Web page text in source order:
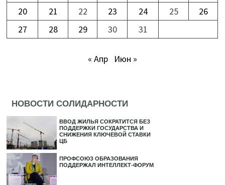
20
21 22 23 24 25
26
27
28 29 30 31
« Апр Июн »
НОВОСТИ СОЛИДАРНОСТИ
ВВОД ЖИЛЬЯ СОКРАТИТСЯ БЕЗ
ПОДДЕРЖКИ ГОСУДАРСТВА И
СНИЖЕНИЯ КЛЮЧЕВОЙ СТАВКИ
ЦБ
ПРОФСОЮЗ ОБРАЗОВАНИЯ
ПОДДЕРЖАЛ ИНТЕЛЛЕКТ-ФОРУМ